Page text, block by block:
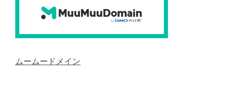
ムームードメイン